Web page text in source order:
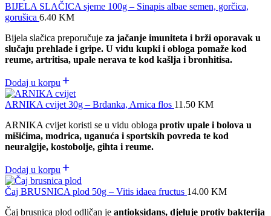
BIJELA SLAČICA sjeme 100g – Sinapis albae semen, gorčica,
gorušica 6.40 KM
Bijela slačica preporučuje za jačanje imuniteta i brži oporavak u
slučaju prehlade i gripe. U vidu kupki i obloga pomaže kod
reume, artritisa, upale nerava te kod kašlja i bronhitisa.
Dodaj u korpu
ARNIKA cvijet 30g – Brđanka, Arnica flos 11.50 KM
ARNIKA cvijet koristi se u vidu obloga protiv upale i bolova u
mišićima, modrica, uganuća i sportskih povreda te kod
neuralgije, kostobolje, gihta i reume.
Dodaj u korpu
Čaj BRUSNICA plod 50g – Vitis idaea fructus 14.00 KM
Čaj brusnica plod odličan je antioksidans, djeluje protiv bakterija